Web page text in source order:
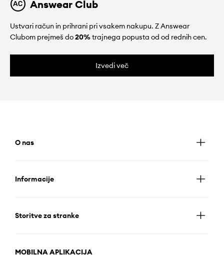
Answear Club
Ustvari račun in prihrani pri vsakem nakupu. Z Answear
Clubom prejmeš do20%trajnega popusta od od rednih cen.
Izvedi več
O nas
Informacije
Storitve za stranke
MOBILNA APLIKACIJA